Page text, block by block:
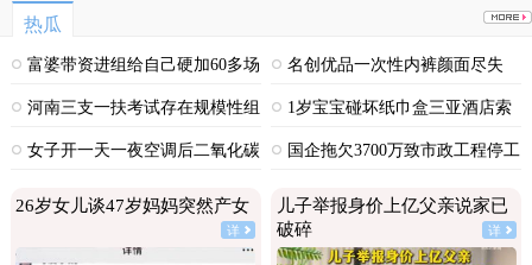
热瓜
富婆带资进组给自己硬加60多场
吻戏
名创优品一次性内裤颜面尽失
河南三支一扶考试存在规模性组
织作弊犯罪
1岁宝宝碰坏纸巾盒三亚酒店索
赔924元
女子开一天一夜空调后二氧化碳
国企拖欠3700万致市政工程停工
26岁女儿谈47岁妈妈突然产女
详
儿子举报身价上亿父亲说家已
破碎
详